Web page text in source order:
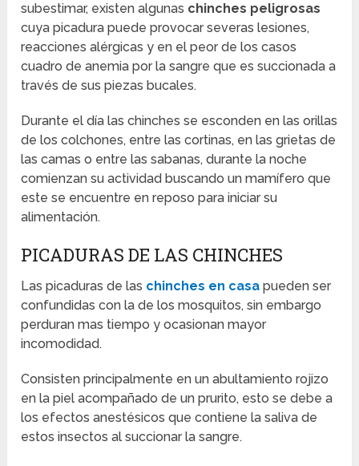
subestimar, existen algunas chinches peligrosas
cuya picadura puede provocar severas lesiones,
reacciones alérgicas y en el peor de los casos
cuadro de anemia por la sangre que es succionada a
través de sus piezas bucales.
Durante el día las chinches se esconden en las orillas
de los colchones, entre las cortinas, en las grietas de
las camas o entre las sabanas, durante la noche
comienzan su actividad buscando un mamífero que
este se encuentre en reposo para iniciar su
alimentación.
PICADURAS DE LAS CHINCHES
Las picaduras de las chinches en casa pueden ser
confundidas con la de los mosquitos, sin embargo
perduran mas tiempo y ocasionan mayor
incomodidad.
Consisten principalmente en un abultamiento rojizo
en la piel acompañado de un prurito, esto se debe a
los efectos anestésicos que contiene la saliva de
estos insectos al succionar la sangre.